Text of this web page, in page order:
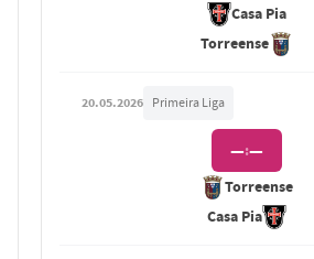
Casa Pia
Torreense
20.05.2026 Primeira Liga
Torreense
—:—
Casa Pia